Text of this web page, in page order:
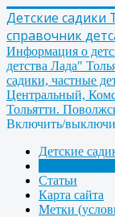
Детские
справочник
Информация о
детства Лада"
садики, частные
Центральный,
Тольятти.
Включить/
Детские
Статьи
Карта сайта
Метки